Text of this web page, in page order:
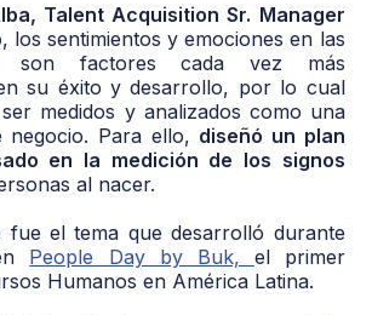
Talent Acquisition Sr. Manager
, los sentimientos y emociones en las
son factores cada vez más
su éxito y desarrollo, por lo cual
medidos y analizados como una
negocio. Para ello, diseñó un plan
en la medición de los signos
al nacer.
fue el tema que desarrolló durante
People Day by Buk, el primer
Humanos en América Latina.